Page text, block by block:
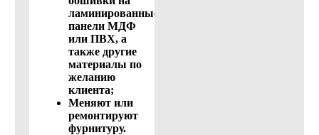
ламинированные
панели МДФ
или ПВХ, а
также другие
материалы по
желанию
клиента;
Меняют или
ремонтируют
фурнитуру.